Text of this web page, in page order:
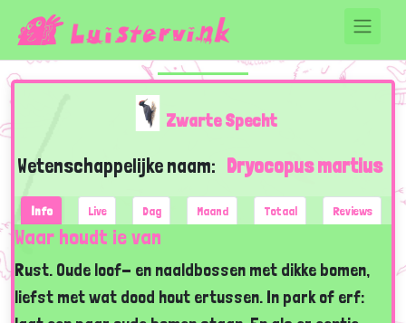
Zwarte Specht
Wetenschappelijke naam: Dryocopus martius
Info Live Dag Maand Totaal Reviews
Waar houdt ie van
Rust. Oude loof- en naaldbossen met dikke bomen,
liefst met wat dood hout ertussen. In park of erf: